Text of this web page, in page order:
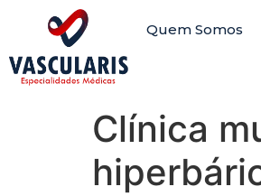
Quem Somos
Clínica